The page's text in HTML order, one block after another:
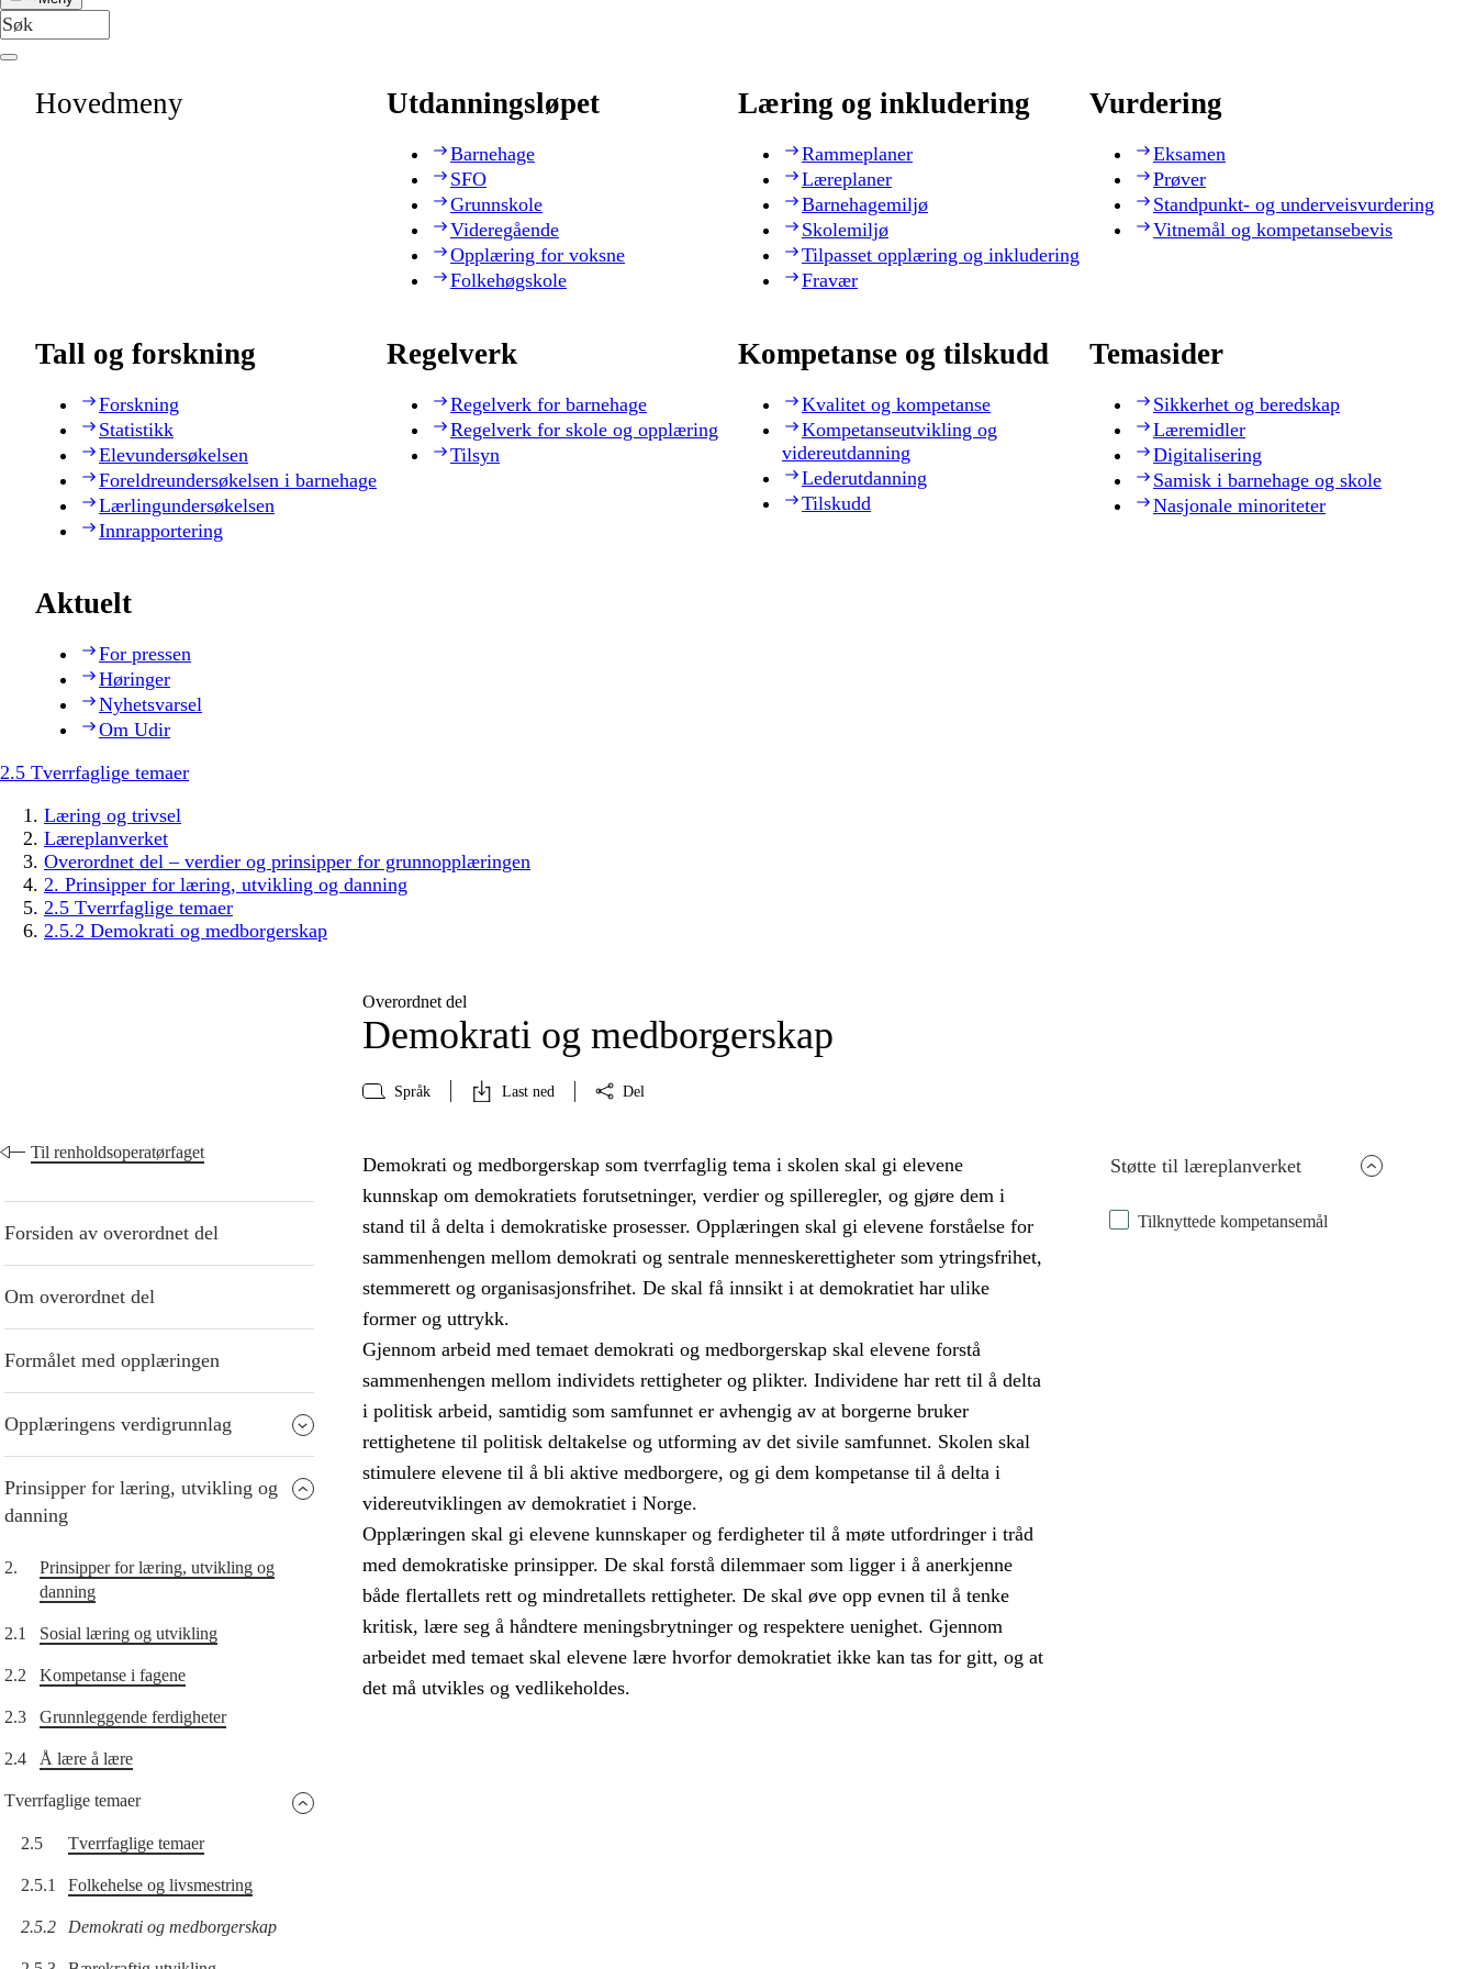
Hovedmeny Utdanningsløpet
Barnehage
SFO
Grunnskole
Videregående
Opplæring for voksne
Folkehøgskole
Læring og inkludering
Rammeplaner
Læreplaner
Barnehagemiljø
Skolemiljø
Tilpasset opplæring og inkludering
Fravær
Vurdering
Eksamen
Prøver
Standpunkt- og underveisvurdering
Vitnemål og kompetansebevis
Tall og forskning
Forskning
Statistikk
Elevundersøkelsen
Foreldreundersøkelsen i barnehage
Lærlingundersøkelsen
Innrapportering
Regelverk
Regelverk for barnehage
Regelverk for skole og opplæring
Tilsyn
Kompetanse og tilskudd
Kvalitet og kompetanse
Kompetanseutvikling og
videreutdanning
Lederutdanning
Tilskudd
Temasider
Sikkerhet og beredskap
Læremidler
Digitalisering
Samisk i barnehage og skole
Nasjonale minoriteter
Aktuelt
For pressen
Høringer
Nyhetsvarsel
Om Udir
2.5 Tverrfaglige temaer
Læring og trivsel
Læreplanverket
Overordnet del – verdier og prinsipper for grunnopplæringen
2. Prinsipper for læring, utvikling og danning
2.5 Tverrfaglige temaer
2.5.2 Demokrati og medborgerskap
Overordnet del
Demokrati og medborgerskap
Språk Last ned Del
Til renholdsoperatørfaget
Forsiden av overordnet del
Om overordnet del
Formålet med opplæringen
Opplæringens verdigrunnlag
Prinsipper for læring, utvikling og
danning
2.
Prinsipper for læring, utvikling og
danning
2.1 Sosial læring og utvikling
2.2 Kompetanse i fagene
2.3 Grunnleggende ferdigheter
2.4 Å lære å lære
Tverrfaglige temaer
2.5 Tverrfaglige temaer
2.5.1 Folkehelse og livsmestring
2.5.2 Demokrati og medborgerskap
Støtte til læreplanverket
Tilknyttede kompetansemål
Demokrati og medborgerskap som tverrfaglig tema i skolen skal gi elevene
kunnskap om demokratiets forutsetninger, verdier og spilleregler, og gjøre dem i
stand til å delta i demokratiske prosesser. Opplæringen skal gi elevene forståelse for
sammenhengen mellom demokrati og sentrale menneskerettigheter som ytringsfrihet,
stemmerett og organisasjonsfrihet. De skal få innsikt i at demokratiet har ulike
former og uttrykk.
Gjennom arbeid med temaet demokrati og medborgerskap skal elevene forstå
sammenhengen mellom individets rettigheter og plikter. Individene har rett til å delta
i politisk arbeid, samtidig som samfunnet er avhengig av at borgerne bruker
rettighetene til politisk deltakelse og utforming av det sivile samfunnet. Skolen skal
stimulere elevene til å bli aktive medborgere, og gi dem kompetanse til å delta i
videreutviklingen av demokratiet i Norge.
Opplæringen skal gi elevene kunnskaper og ferdigheter til å møte utfordringer i tråd
med demokratiske prinsipper. De skal forstå dilemmaer som ligger i å anerkjenne
både flertallets rett og mindretallets rettigheter. De skal øve opp evnen til å tenke
kritisk, lære seg å håndtere meningsbrytninger og respektere uenighet. Gjennom
arbeidet med temaet skal elevene lære hvorfor demokratiet ikke kan tas for gitt, og at
det må utvikles og vedlikeholdes.